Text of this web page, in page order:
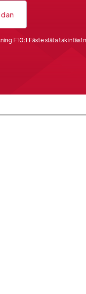
F10:1 Fäste släta tak